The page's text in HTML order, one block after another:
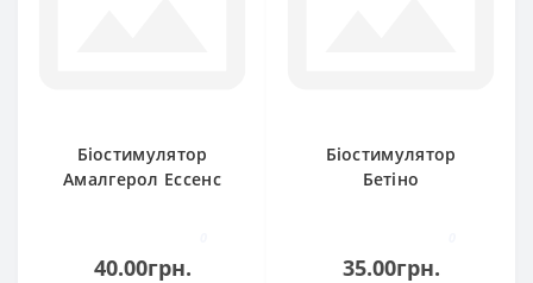
Біостимулятор
Амалгерол Ессенс
40.00грн.
Біостимулятор
Бетіно
35.00грн.